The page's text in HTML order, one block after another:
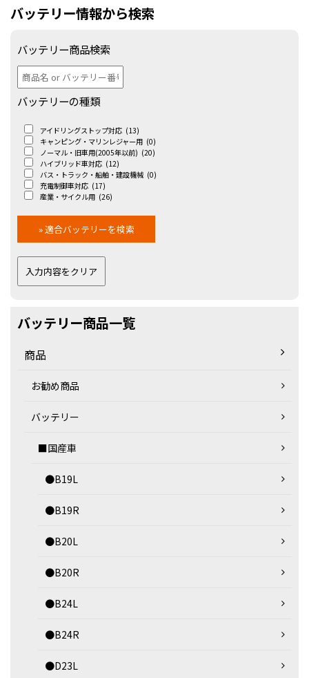
バッテリー情報から検索
バッテリー商品検索
バッテリーの種類
アイドリングストップ対応 (13)
キャンピング・マリンレジャー用 (0)
ノーマル・旧車用(2005年以前) (20)
ハイブリッド車対応 (12)
バス・トラック・船舶・建設機械 (0)
充電制御車対応 (17)
産業・サイクル用 (26)
バッテリー商品一覧
商品
お勧め商品
バッテリー
■国産車
●B19L
●B19R
●B20L
●B20R
●B24L
●B24R
●D23L